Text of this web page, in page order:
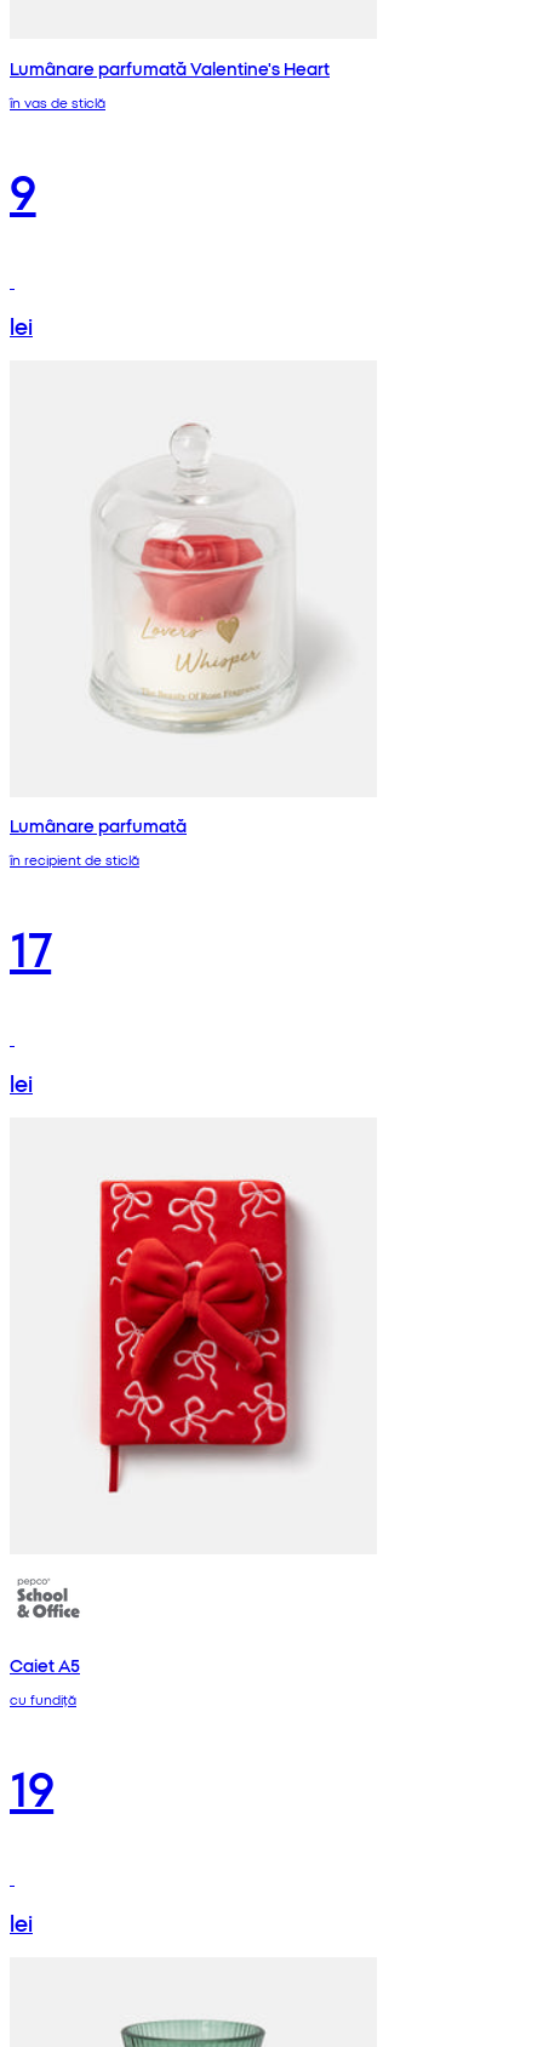
Lumânare parfumată Valentine's Heart
în vas de sticlă
9
lei
Lumânare parfumată
în recipient de sticlă
17
lei
Caiet A5
cu fundiță
19
lei